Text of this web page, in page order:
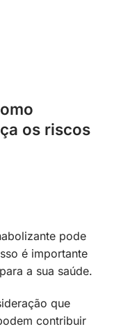
os riscos
pode
é importante
a sua saúde.
que
contribuir